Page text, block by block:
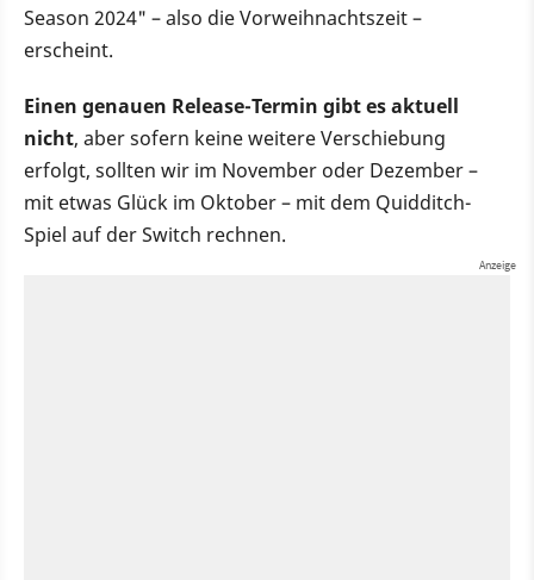
Season 2024" – also die Vorweihnachtszeit –
erscheint.
Einen genauen Release-Termin gibt es aktuell
nicht, aber sofern keine weitere Verschiebung
erfolgt, sollten wir im November oder Dezember –
mit etwas Glück im Oktober – mit dem Quidditch-
Spiel auf der Switch rechnen.